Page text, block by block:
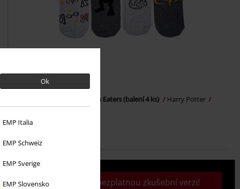
Ok
EMP Italia
EMP Schweiz
EMP Sverige
EMP Slovensko
Kč 139,00
Harry Potter - Dobby - Death Eaters (balení 4 ks)
Harry Potter
Ponožky
Aktivujte si svou bezplatnou zkušební verzi!